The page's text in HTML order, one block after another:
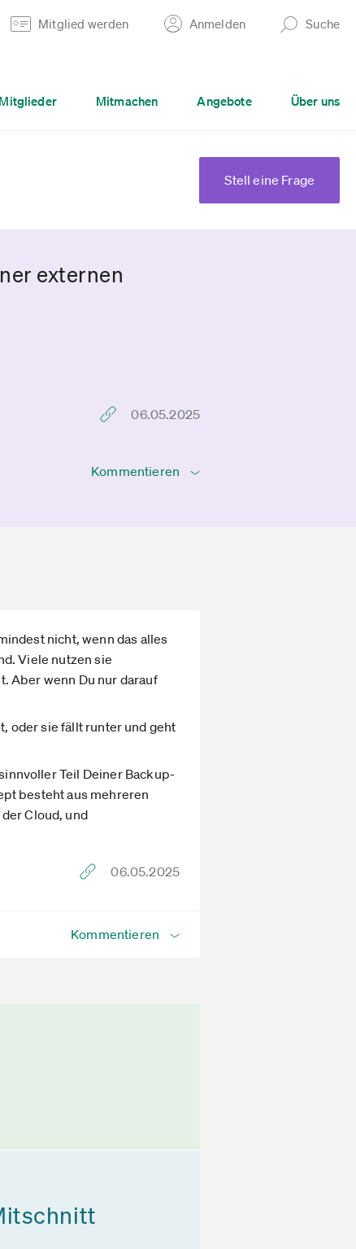
Mitglied werden Anmelden Suche
Mitglieder Mitmachen Angebote Über uns
Stell eine Frage
externen
06.05.2025
Kommentieren
nicht, wenn das alles
Viele nutzen sie
Aber wenn Du nur darauf
oder sie fällt runter und geht
Teil Deiner Backup-
besteht aus mehreren
Cloud, und
06.05.2025
Kommentieren